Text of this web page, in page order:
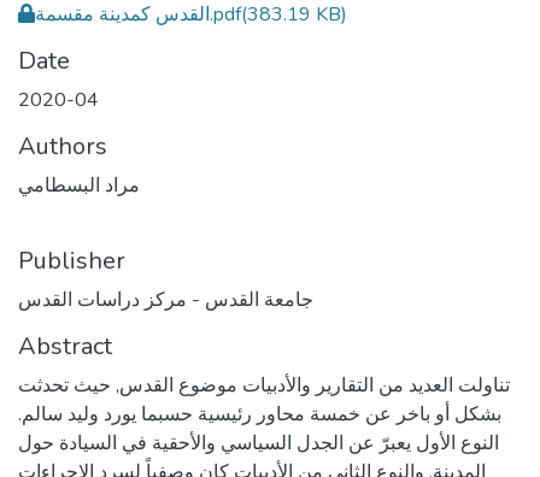
القدس كمدينة مقسمة.pdf(383.19 KB)
Date
2020-04
Authors
مراد البسطامي
Publisher
جامعة القدس - مركز دراسات القدس
Abstract
تناولت العديد من التقارير والأدبيات موضوع القدس, حيث تحدثت
بشكل أو باخر عن خمسة محاور رئيسية حسبما يورد وليد سالم.
النوع الأول يعبرّ عن الجدل السياسي والأحقية في السيادة حول